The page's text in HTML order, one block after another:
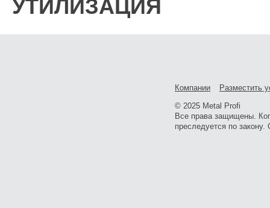
УТИЛИЗАЦИЯ
Компании
Разместить
© 2025 Metal Profi
Все права защищены.
преследуется по